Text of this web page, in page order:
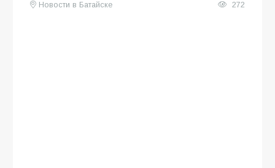
Новости в Батайске
272